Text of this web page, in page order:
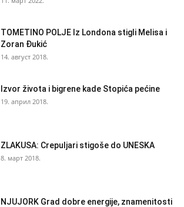
TOMETINO POLJE Iz Londona stigli Melisa i
Zoran Đukić
14. август 2018.
Izvor života i bigrene kade Stopića pećine
19. април 2018.
ZLAKUSA: Crepuljari stigoše do UNESKA
8. март 2018.
NJUJORK Grad dobre energije, znamenitosti